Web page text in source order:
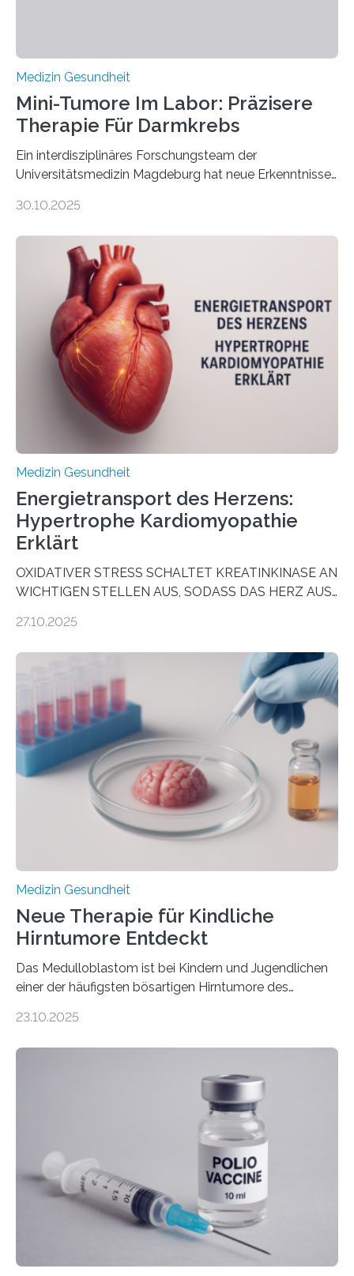
Medizin Gesundheit
Mini-Tumore Im Labor: Präzisere
Therapie Für Darmkrebs
Ein interdisziplinäres Forschungsteam der
Universitätsmedizin Magdeburg hat neue Erkenntnisse
behandelt werden kann. In ihrer aktuellen Studie,
Oncology, zeigen die Forschenden, dass Mini-Tumore
aus Gewebe von Patientinnen und Patienten –
sogenannte Organoide – genutzt werden können, um
vorab zu prüfen, welche Medikamente am besten
wirken. Dabei wurde ein Eiweiß identifiziert, das künftig
als Biomarker für die Wahl der passenden Therapie
dienen könnte. Darmkrebs zählt weltweit zu den
häufigsten Krebsarten und stellt…
30.10.2025
Medizin Gesundheit
Energietransport des Herzens:
Hypertrophe Kardiomyopathie
Erklärt
OXIDATIVER STRESS SCHALTET KREATINKINASE AN
WICHTIGEN STELLEN AUS, SODASS DAS HERZ AUS
aus dem Deutschen Zentrum für Herzinsuffizienz
im Journal Circulation, warum der Energietransport bei
der Hypertrophen Kardiomyopathie (HCM) versagen
kann und wie sich durch eine Verringerung der
Herzbelastung und des oxidativen Stresses
Rhythmusstörungen reduzieren lassen. Würzburg. Die
hypertrophe Kardiomyopathie (HCM) ist die häufigste
erblich bedingte Herzerkrankung. Sie führt dazu, dass
sich die linke Herzkammer verdickt, der Herzmuskel zu
stark kontrahiert…
27.10.2025
Medizin Gesundheit
Neue Therapie für Kindliche
Hirntumore Entdeckt
Das Medulloblastom ist bei Kindern und Jugendlichen
einer der häufigsten bösartigen Hirntumore des
Betroffenen können mit heutigen Methoden geheilt
Dringend benötigt werden zielgerichtete Therapien, die
nur Tumorschwachstellen angreifen und normales
Gewebe verschonen. Forschende um Daniel Merk vom
Hertie-Institut für klinische Hirnforschung am
Universitätsklinikum Tübingen haben eine solche
Schwachstelle im Erbgut einer Untergruppe des
Medulloblastoms gefunden. Die Wilhelm Sander-
Stiftung unterstützte das Projekt…
23.10.2025